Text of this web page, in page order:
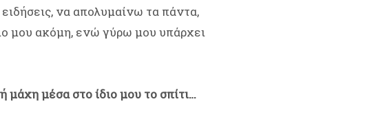
να απολυμαίνω τα πάντα,
μου ακόμη, ενώ γύρω μου υπάρχει
μέσα στο ίδιο μου το σπίτι…